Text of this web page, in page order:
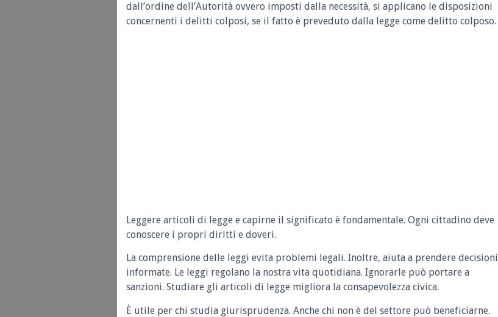
dall’ordine dell’Autorità ovvero imposti dalla necessità, si applicano le disposizioni
concernenti i delitti colposi, se il fatto è preveduto dalla legge come delitto colposo.
Leggere articoli di legge e capirne il significato è fondamentale. Ogni cittadino deve
conoscere i propri diritti e doveri.
La comprensione delle leggi evita problemi legali. Inoltre, aiuta a prendere decisioni
informate. Le leggi regolano la nostra vita quotidiana. Ignorarle può portare a
sanzioni. Studiare gli articoli di legge migliora la consapevolezza civica.
È utile per chi studia giurisprudenza. Anche chi non è del settore può beneficiarne.